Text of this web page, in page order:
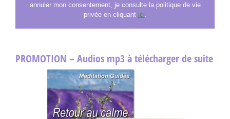
annuler mon consentement, je consulte la politique de vie
privée en cliquant ici.
PROMOTION – Audios mp3 à télécharger de suite